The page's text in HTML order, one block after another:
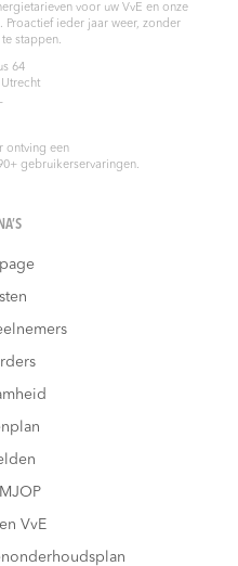
voor uw VvE en onze
Proactief ieder jaar weer, zonder
stappen.
64
Utrecht
ontving een
+ gebruikerservaringen.
VvE